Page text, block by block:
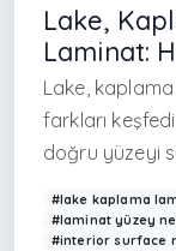
Lake,
Laminat:
Lake,
farkları
doğru yüzeyi
#lake kaplama
#laminat yüzey
#interior surface